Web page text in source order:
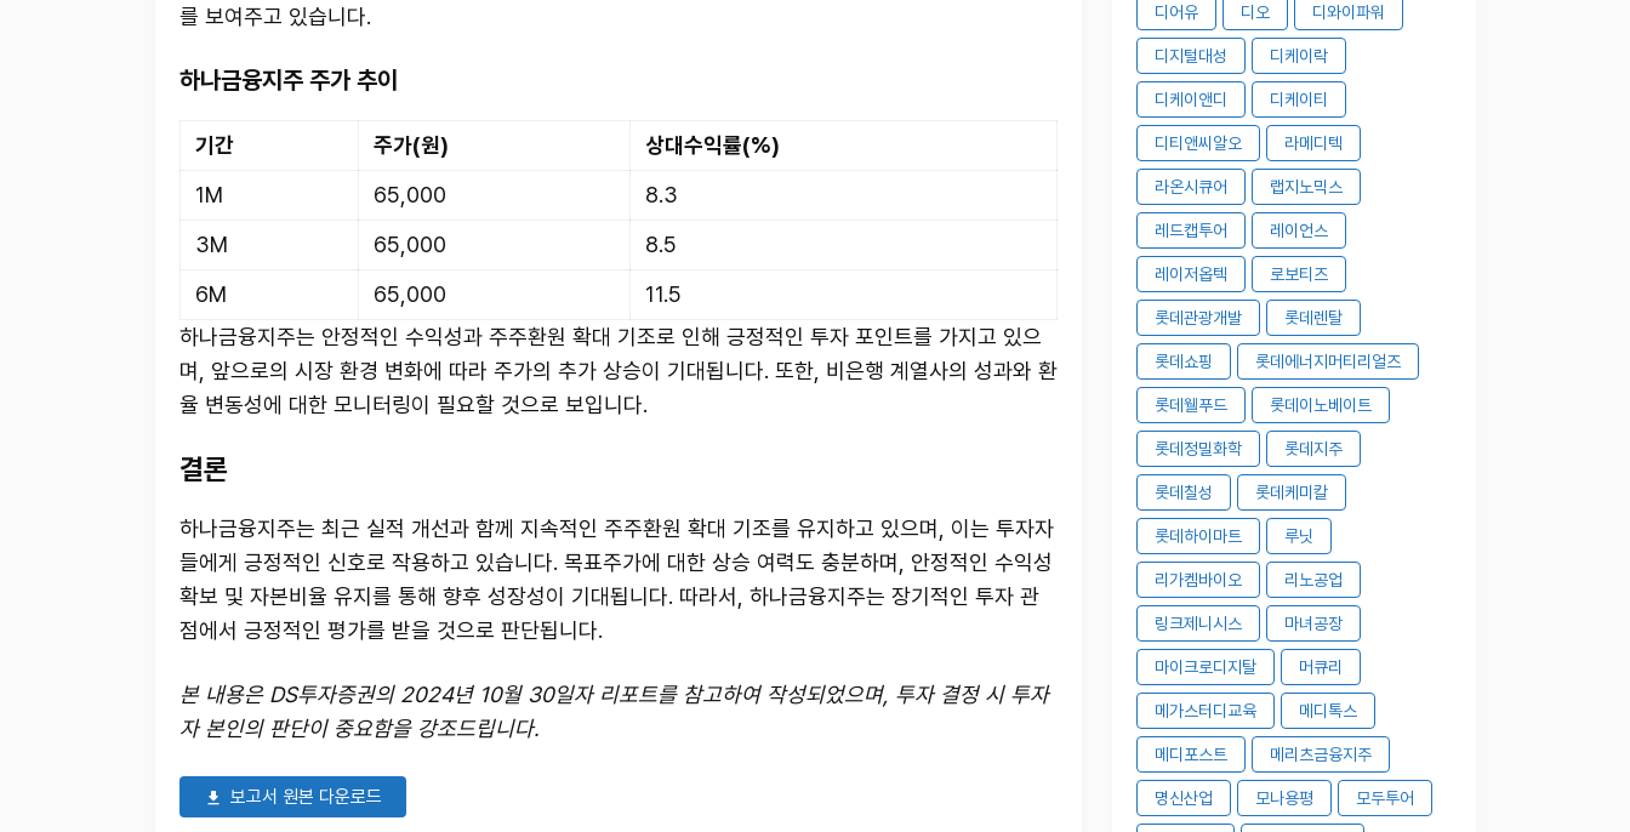
를 보여주고 있습니다.
하나금융지주 주가 추이
기간 주가(원)
상대수익률(%)
1M
65,000
8.3
3M
65,000
8.5
6M
65,000
11.5
하나금융지주는 안정적인 수익성과 주주환원 확대 기조로 인해 긍정적인 투자 포인트를 가지고 있으
며, 앞으로의 시장 환경 변화에 따라 주가의 추가 상승이 기대됩니다. 또한, 비은행 계열사의 성과와 환
율 변동성에 대한 모니터링이 필요할 것으로 보입니다.
결론
하나금융지주는 최근 실적 개선과 함께 지속적인 주주환원 확대 기조를 유지하고 있으며, 이는 투자자
들에게 긍정적인 신호로 작용하고 있습니다. 목표주가에 대한 상승 여력도 충분하며, 안정적인 수익성
확보 및 자본비율 유지를 통해 향후 성장성이 기대됩니다. 따라서, 하나금융지주는 장기적인 투자 관
점에서 긍정적인 평가를 받을 것으로 판단됩니다.
본 내용은 DS투자증권의 2024년 10월 30일자 리포트를 참고하여 작성되었으며, 투자 결정 시 투자
자 본인의 판단이 중요함을 강조드립니다.
보고서 원본 다운로드
디어유 디오 디와이파워
디지털대성 디케이락
디케이앤디 디케이티
디티앤씨알오 라메디텍
라온시큐어 랩지노믹스
레드캡투어 레이언스
레이저옵텍 로보티즈
롯데관광개발 롯데렌탈
롯데쇼핑 롯데에너지머티리얼즈
롯데웰푸드 롯데이노베이트
롯데정밀화학 롯데지주
롯데칠성 롯데케미칼
롯데하이마트 루닛
리가켐바이오 리노공업
링크제니시스 마녀공장
마이크로디지탈 머큐리
메가스터디교육 메디톡스
메디포스트 메리츠금융지주
명신산업 모나용평 모두투어